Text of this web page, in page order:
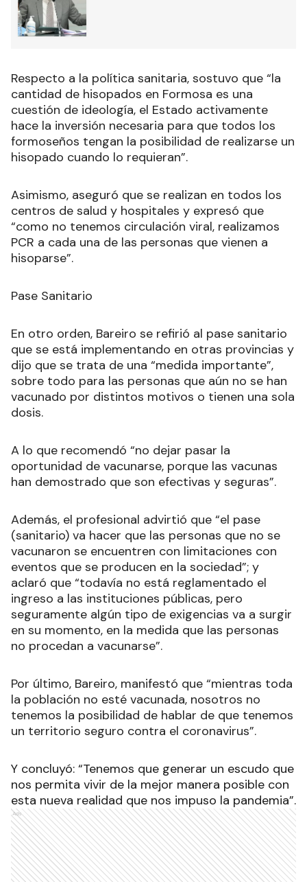
Respecto a la política sanitaria, sostuvo que “la
cantidad de hisopados en Formosa es una
cuestión de ideología, el Estado activamente
hace la inversión necesaria para que todos los
formoseños tengan la posibilidad de realizarse un
hisopado cuando lo requieran”.
Asimismo, aseguró que se realizan en todos los
centros de salud y hospitales y expresó que
“como no tenemos circulación viral, realizamos
PCR a cada una de las personas que vienen a
hisoparse”.
Pase Sanitario
En otro orden, Bareiro se refirió al pase sanitario
que se está implementando en otras provincias y
dijo que se trata de una “medida importante”,
sobre todo para las personas que aún no se han
vacunado por distintos motivos o tienen una sola
dosis.
A lo que recomendó “no dejar pasar la
oportunidad de vacunarse, porque las vacunas
han demostrado que son efectivas y seguras”.
Además, el profesional advirtió que “el pase
(sanitario) va hacer que las personas que no se
vacunaron se encuentren con limitaciones con
eventos que se producen en la sociedad”; y
aclaró que “todavía no está reglamentado el
ingreso a las instituciones públicas, pero
seguramente algún tipo de exigencias va a surgir
en su momento, en la medida que las personas
no procedan a vacunarse”.
Por último, Bareiro, manifestó que “mientras toda
la población no esté vacunada, nosotros no
tenemos la posibilidad de hablar de que tenemos
un territorio seguro contra el coronavirus”.
Y concluyó: “Tenemos que generar un escudo que
nos permita vivir de la mejor manera posible con
esta nueva realidad que nos impuso la pandemia”.
Ads